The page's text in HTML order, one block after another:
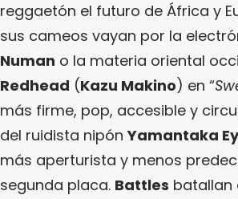
reggaetón el futuro de África y
sus cameos vayan por la
Numan o la materia oriental
Redhead (Kazu Makino) en “
más firme, pop, accesible y
del ruidista nipónYamantaka
más aperturista y menos
segunda placa. Battles batallan